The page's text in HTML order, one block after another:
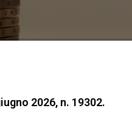
2026, n. 19302.